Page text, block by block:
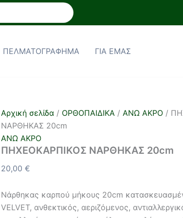
ΠΕΛΜΑΤΟΓΡΑΦΗΜΑ ΓΙΑ ΕΜΑΣ
Αρχική σελίδα / ΟΡΘΟΠΑΙΔΙΚΑ / ΑΝΩ ΑΚΡΟ /
ΝΑΡΘΗΚΑΣ 20cm
ΑΝΩ ΑΚΡΟ
ΠΗΧΕΟΚΑΡΠΙΚΟΣ ΝΑΡΘΗΚΑΣ 20cm
20,00 €
Νάρθηκας καρπού μήκους 20cm
VELVET, ανθεκτικός, αεριζόμενος,
ΠΗΧΕΟΚΑΡΠΙΚΟΣ
20cm